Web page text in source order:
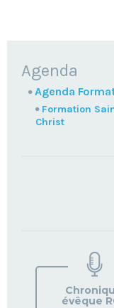
Agenda
Agenda
Formation
Christ
évêque